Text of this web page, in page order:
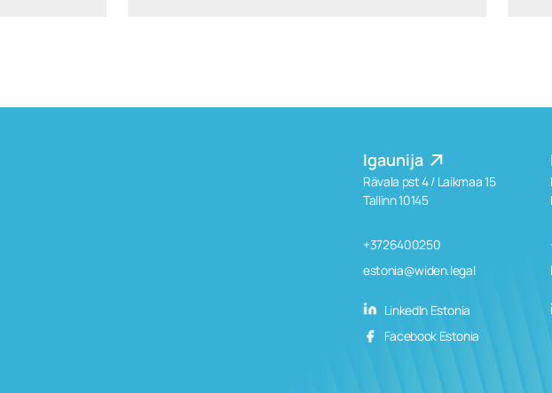
Igaunija
Rävala pst 4 / Laikmaa 15
Tallinn 10145
+3726400250
estonia@widen.legal
LinkedIn Estonia
Facebook Estonia